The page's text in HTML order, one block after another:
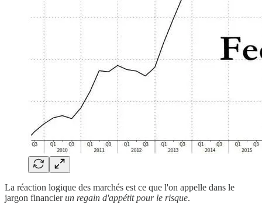
La réaction logique des marchés est ce que l'on appelle dans le
jargon financierun regain d'appétit pour le risque.